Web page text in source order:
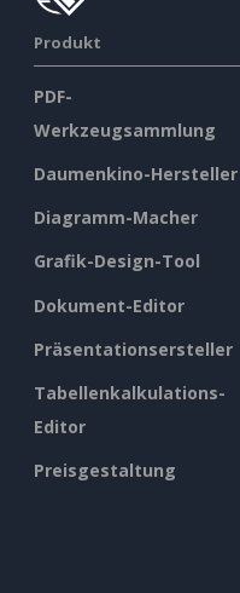
Produkt
PDF-
Werkzeugsammlung
Daumenkino-Hersteller
Diagramm-Macher
Grafik-Design-Tool
Dokument-Editor
Präsentationsersteller
Tabellenkalkulations-
Editor
Preisgestaltung